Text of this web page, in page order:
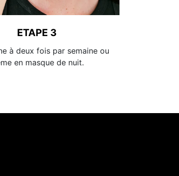
ETAPE 3
à deux fois par semaine ou
en masque de nuit.